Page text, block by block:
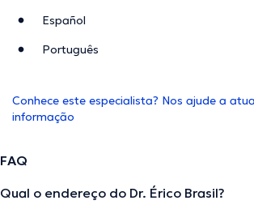
Español
Português
Conhece este especialista? Nos ajude a
informação
FAQ
Qual o endereço do Dr. Érico Brasil?